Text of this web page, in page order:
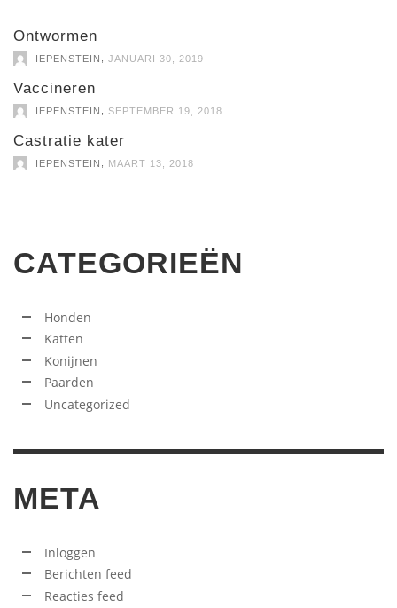
Ontwormen
IEPENSTEIN JANUARI 30, 2019
Vaccineren
IEPENSTEIN SEPTEMBER 19, 2018
Castratie kater
IEPENSTEIN MAART 13, 2018
CATEGORIEËN
Honden
Katten
Konijnen
Paarden
Uncategorized
META
Inloggen
Berichten feed
Reacties feed